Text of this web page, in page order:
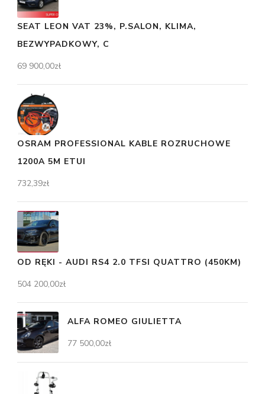
SEAT LEON VAT 23%, P.SALON, KLIMA,
BEZWYPADKOWY, C
69 900,00zł
OSRAM PROFESSIONAL KABLE ROZRUCHOWE
1200A 5M ETUI
732,39zł
OD RĘKI - AUDI RS4 2.0 TFSI QUATTRO (450KM)
504 200,00zł
ALFA ROMEO GIULIETTA
77 500,00zł